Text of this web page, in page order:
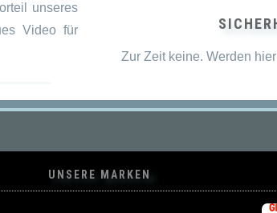
unseres
Video für
Zur Zeit keine. Werden
UNSERE MARKEN